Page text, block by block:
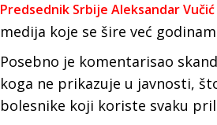
Predsednik Srbije Aleksandar Vučić
medija koje se šire već
Posebno je komentarisao
koga ne prikazuje u javnosti,
bolesnike koji koriste svaku